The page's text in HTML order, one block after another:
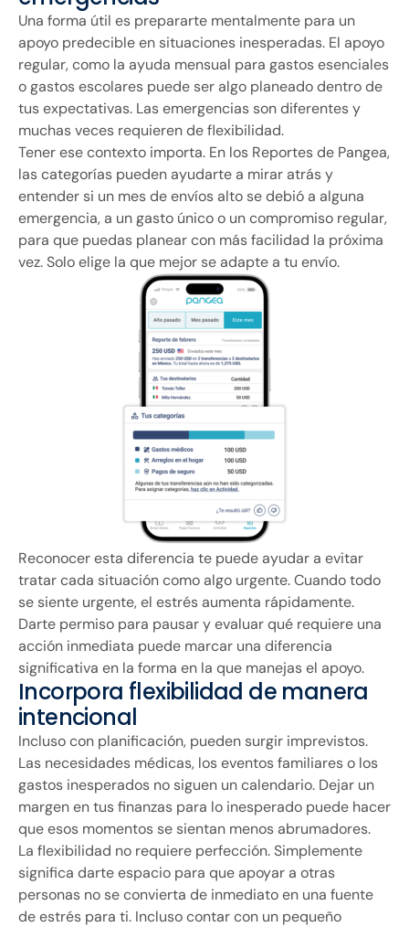
Una forma útil es prepararte mentalmente para un
apoyo predecible en situaciones inesperadas. El apoyo
regular, como la ayuda mensual para gastos esenciales
o gastos escolares puede ser algo planeado dentro de
tus expectativas. Las emergencias son diferentes y
muchas veces requieren de flexibilidad.
Tener ese contexto importa. En los Reportes de Pangea,
las categorías pueden ayudarte a mirar atrás y
entender si un mes de envíos alto se debió a alguna
emergencia, a un gasto único o un compromiso regular,
para que puedas planear con más facilidad la próxima
vez. Solo elige la que mejor se adapte a tu envío.
Reconocer esta diferencia te puede ayudar a evitar
tratar cada situación como algo urgente. Cuando todo
se siente urgente, el estrés aumenta rápidamente.
Darte permiso para pausar y evaluar qué requiere una
acción inmediata puede marcar una diferencia
significativa en la forma en la que manejas el apoyo.
Incorpora flexibilidad de manera
intencional
Incluso con planificación, pueden surgir imprevistos.
Las necesidades médicas, los eventos familiares o los
gastos inesperados no siguen un calendario. Dejar un
margen en tus finanzas para lo inesperado puede hacer
que esos momentos se sientan menos abrumadores.
La flexibilidad no requiere perfección. Simplemente
significa darte espacio para que apoyar a otras
personas no se convierta de inmediato en una fuente
de estrés para ti. Incluso contar con un pequeño